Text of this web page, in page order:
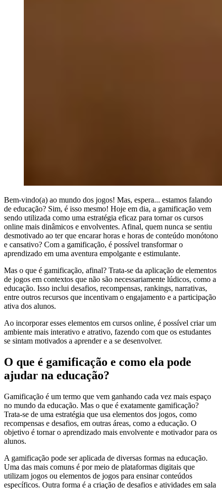
Bem-vindo(a) ao mundo dos jogos! Mas, espera... estamos falando
de educação? Sim, é isso mesmo! Hoje em dia, a gamificação vem
sendo utilizada como uma estratégia eficaz para tornar os cursos
online mais dinâmicos e envolventes. Afinal, quem nunca se sentiu
desmotivado ao ter que encarar horas e horas de conteúdo monótono
e cansativo? Com a gamificação, é possível transformar o
aprendizado em uma aventura empolgante e estimulante.
Mas o que é gamificação, afinal? Trata-se da aplicação de elementos
de jogos em contextos que não são necessariamente lúdicos, como a
educação. Isso inclui desafios, recompensas, rankings, narrativas,
entre outros recursos que incentivam o engajamento e a participação
ativa dos alunos.
Ao incorporar esses elementos em cursos online, é possível criar um
ambiente mais interativo e atrativo, fazendo com que os estudantes
se sintam motivados a aprender e a se desenvolver.
O que é gamificação e como ela pode
ajudar na educação?
Gamificação é um termo que vem ganhando cada vez mais espaço
no mundo da educação. Mas o que é exatamente gamificação?
Trata-se de uma estratégia que usa elementos dos jogos, como
recompensas e desafios, em outras áreas, como a educação. O
objetivo é tornar o aprendizado mais envolvente e motivador para os
alunos.
A gamificação pode ser aplicada de diversas formas na educação.
Uma das mais comuns é por meio de plataformas digitais que
utilizam jogos ou elementos de jogos para ensinar conteúdos
específicos. Outra forma é a criação de desafios e atividades em sala